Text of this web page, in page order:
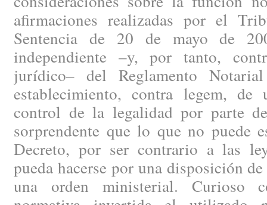
afirmaciones realizadas por el
Sentencia de 20 de mayo de
independiente –y, por tanto,
jurídico– del Reglamento
establecimiento, contra legem,
control de la legalidad por parte
sorprendente que lo que no puede
Decreto, por ser contrario a las
pueda hacerse por una disposición
una orden ministerial. Curioso